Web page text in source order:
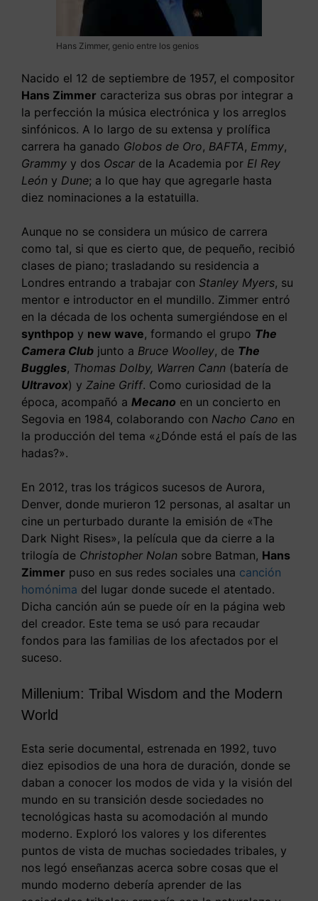
Hans Zimmer, genio entre los genios
Nacido el 12 de septiembre de 1957, el compositor
Hans Zimmer caracteriza sus obras por integrar a
la perfección la música electrónica y los arreglos
sinfónicos. A lo largo de su extensa y prolífica
carrera ha ganado Globos de Oro, BAFTA, Emmy,
Grammy y dos Oscar de la Academia por El Rey
León y Dune; a lo que hay que agregarle hasta
diez nominaciones a la estatuilla.
Aunque no se considera un músico de carrera
como tal, si que es cierto que, de pequeño, recibió
clases de piano; trasladando su residencia a
Londres entrando a trabajar con Stanley Myers, su
mentor e introductor en el mundillo. Zimmer entró
en la década de los ochenta sumergiéndose en el
synthpop y new wave, formando el grupo The
Camera Club junto a Bruce Woolley, de The
Buggles, Thomas Dolby, Warren Cann (batería de
Ultravox) y Zaine Griff. Como curiosidad de la
época, acompañó a Mecano en un concierto en
Segovia en 1984, colaborando con Nacho Cano en
la producción del tema «¿Dónde está el país de las
hadas?».
En 2012, tras los trágicos sucesos de Aurora,
Denver, donde murieron 12 personas, al asaltar un
cine un perturbado durante la emisión de «The
Dark Night Rises», la película que da cierre a la
trilogía de Christopher Nolan sobre Batman, Hans
Zimmer puso en sus redes sociales una canción
homónima del lugar donde sucede el atentado.
Dicha canción aún se puede oír en la página web
del creador. Este tema se usó para recaudar
fondos para las familias de los afectados por el
suceso.
Millenium: Tribal Wisdom and the Modern
World
Esta serie documental, estrenada en 1992, tuvo
diez episodios de una hora de duración, donde se
daban a conocer los modos de vida y la visión del
mundo en su transición desde sociedades no
tecnológicas hasta su acomodación al mundo
moderno. Exploró los valores y los diferentes
puntos de vista de muchas sociedades tribales, y
nos legó enseñanzas acerca sobre cosas que el
mundo moderno debería aprender de las